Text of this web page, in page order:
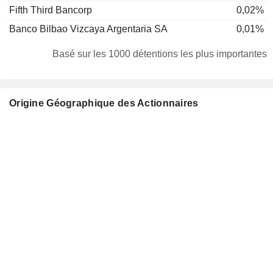
Fifth Third Bancorp
0,02%
Banco Bilbao Vizcaya Argentaria SA
0,01%
Basé sur les 1000 détentions les plus importantes
Origine Géographique des Actionnaires